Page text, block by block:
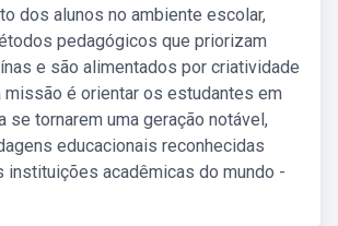
dos alunos no ambiente escolar,
pedagógicos que priorizam
e são alimentados por criatividade
missão é orientar os estudantes em
se tornarem uma geração notável,
educacionais reconhecidas
instituições acadêmicas do mundo -